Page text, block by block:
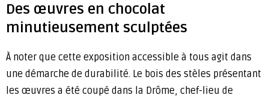
Des œuvres en chocolat
minutieusement sculptées
À noter que cette exposition accessible à tous agit dans
une démarche de durabilité. Le bois des stèles présentant
les œuvres a été coupé dans la Drôme, chef-lieu de